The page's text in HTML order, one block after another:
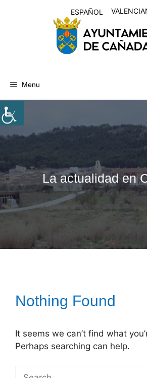
ESPAÑOL
Menu
La actualidad en
Nothing Found
It seems we can’t find what
Perhaps searching can help.